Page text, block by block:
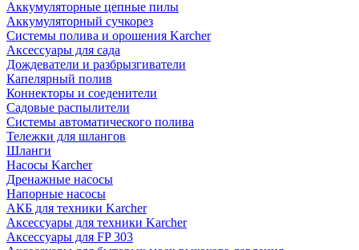
Аккумуляторные цепные пилы
Аккумуляторный сучкорез
Системы полива и орошения Karcher
Аксессуары для сада
Дождеватели и разбрызгиватели
Капелярный полив
Коннекторы и соеденители
Садовые распылители
Системы автоматического полива
Тележки для шлангов
Шланги
Насосы Karcher
Дренажные насосы
Напорные насосы
АКБ для техники Karcher
Аксессуары для техники Karcher
Аксессуары для FP 303